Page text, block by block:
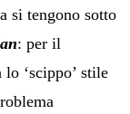
si tengono sotto
: per il
‘scippo’ stile